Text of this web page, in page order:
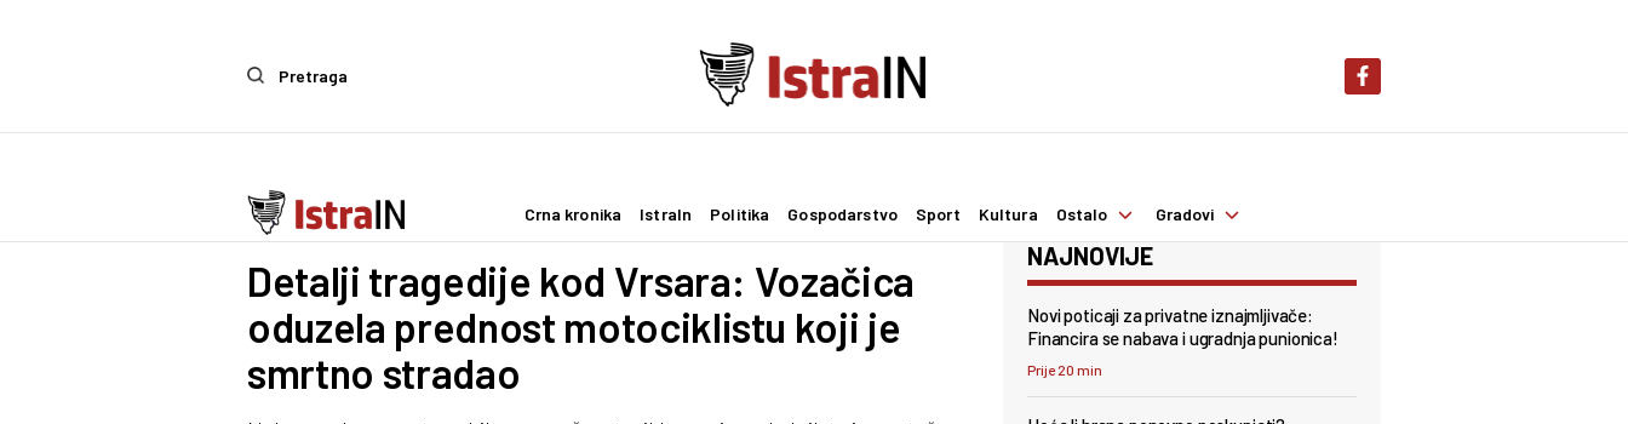
Pretraga
Crna kronika IstraIn Politika Gospodarstvo Sport Kultura Ostalo Gradovi
Crna kronika
Detalji tragedije kod Vrsara: Vozačica
oduzela prednost motociklistu koji je
smrtno stradao
NAJNOVIJE
Novi poticaji za privatne iznajmljivače:
Financira se nabava i ugradnja punionica!
Prije 20 min